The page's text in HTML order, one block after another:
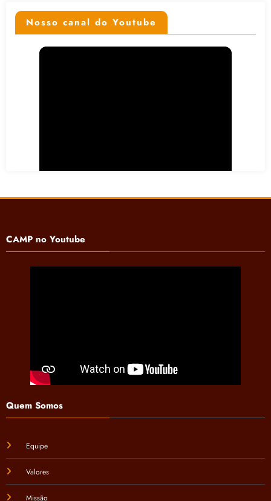
Nosso canal do Youtube
CAMP no Youtube
Quem Somos
Equipe
Valores
Missão